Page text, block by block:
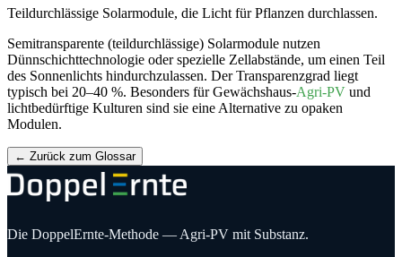
Teildurchlässige Solarmodule, die Licht für Pflanzen durchlassen.
Semitransparente (teildurchlässige) Solarmodule nutzen
Dünnschichttechnologie oder spezielle Zellabstände, um einen Teil
des Sonnenlichts hindurchzulassen. Der Transparenzgrad liegt
typisch bei 20–40 %. Besonders für Gewächshaus-Agri-PV und
lichtbedürftige Kulturen sind sie eine Alternative zu opaken
Modulen.
← Zurück zum Glossar
Die DoppelErnte-Methode — Agri-PV mit Substanz.